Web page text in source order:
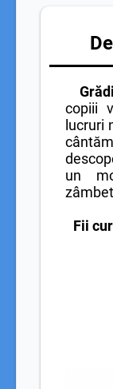
copiii
lucruri
un
Fii